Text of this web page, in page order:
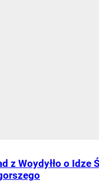
z Woydyłło o Idze